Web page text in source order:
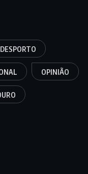
DESPORTO
OPINIÃO